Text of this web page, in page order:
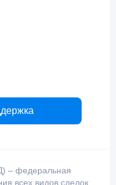
– федеральная
всех видов сделок